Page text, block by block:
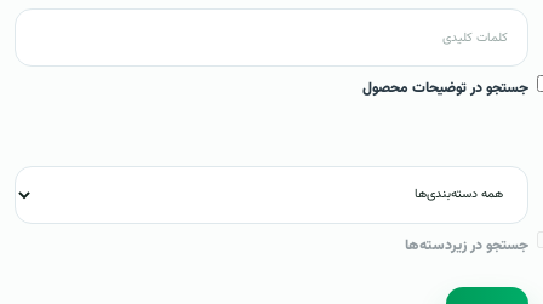
جستجو در توضیحات محصول
جستجو در زیردسته‌ها